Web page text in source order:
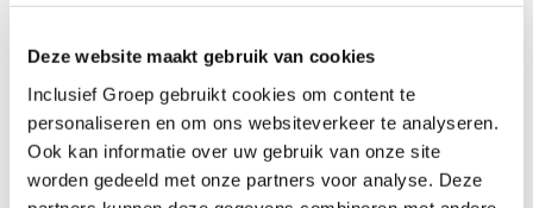
Deze website maakt gebruik van cookies
Inclusief Groep gebruikt cookies om content te
personaliseren en om ons websiteverkeer te analyseren.
Ook kan informatie over uw gebruik van onze site
worden gedeeld met onze partners voor analyse. Deze